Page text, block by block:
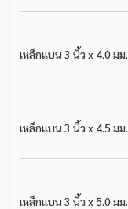
เหล็กแบน 3 นิ้ว x 4.0 มม.
เหล็กแบน 3 นิ้ว x 4.5 มม.
เหล็กแบน 3 นิ้ว x 5.0 มม.